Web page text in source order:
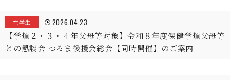
在学生 2026.04.23
【学類２・３・４年父母等対象】令和８年度保健学類父母等
との懇談会 つるま後援会総会【同時開催】のご案内